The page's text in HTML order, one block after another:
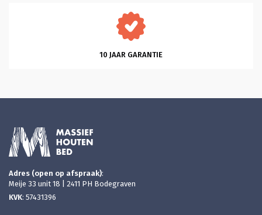
10 JAAR GARANTIE
Adres (open op afspraak):
Meije 33 unit 18 | 2411 PH Bodegraven
KVK: 57431396